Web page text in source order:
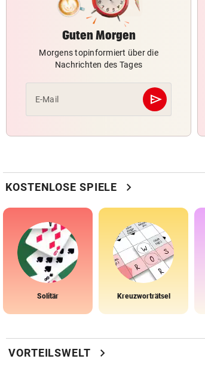
Guten Morgen
Morgens topinformiert über die
Nachrichten des Tages
E-Mail send
Abschicken
KOSTENLOSE SPIELE chevron_right
Solitär Kreuzworträtsel
VORTEILSWELT chevron_right